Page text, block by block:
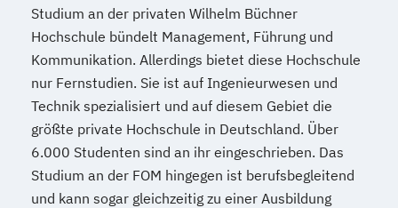
Studium an der privaten Wilhelm Büchner
Hochschule bündelt Management, Führung und
Kommunikation. Allerdings bietet diese Hochschule
nur Fernstudien. Sie ist auf Ingenieurwesen und
Technik spezialisiert und auf diesem Gebiet die
größte private Hochschule in Deutschland. Über
6.000 Studenten sind an ihr eingeschrieben. Das
Studium an der FOM hingegen ist berufsbegleitend
und kann sogar gleichzeitig zu einer Ausbildung